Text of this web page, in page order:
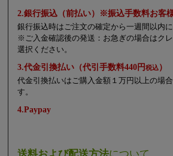
2.銀行振込（前払い）※振込手数料お客
銀行振込時はご注文の確定から一週間以内
※ご入金確認後の発送：お急ぎの場合はク
選択ください。
3.代金引換払い（代引手数料440円税込）
代金引換払いはご購入金額１万円以上の場
す。
4.Paypay
送料および配送方法について